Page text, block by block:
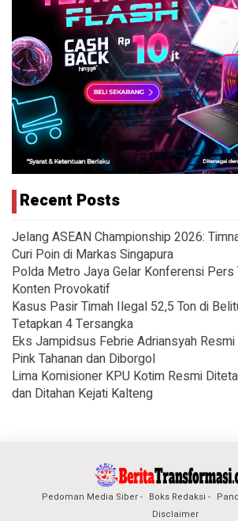
Recent Posts
Jelang ASEAN Championship 2026:
Curi Poin di Markas Singapura
Polda Metro Jaya Gelar Konferensi Pers
Konten Provokatif
Kasus Pasir Timah Ilegal 52,5 Ton di
Tetapkan 4 Tersangka
Eks Jampidsus Febrie Adriansyah
Pink Tahanan dan Diborgol
Lima Komisioner KPU Kotim Resmi
dan Ditahan Kejati Kalteng
Pedoman Media Siber Boks Redaksi
Disclaimer